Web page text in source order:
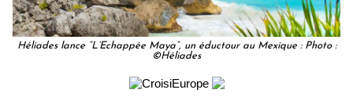
Héliades lance “L’Echappée Maya”, un éductour au Mexique : Photo :
©Héliades